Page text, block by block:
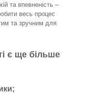
та впевненість –
весь процес
та зручним для
є ще більше